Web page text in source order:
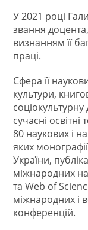
У 2021 році
звання
визнанням її
праці.
Сфера її
культури,
соціокультурну
сучасні
80 наукових і
яких
України,
міжнародних
та Web of
міжнародних і
конференцій.